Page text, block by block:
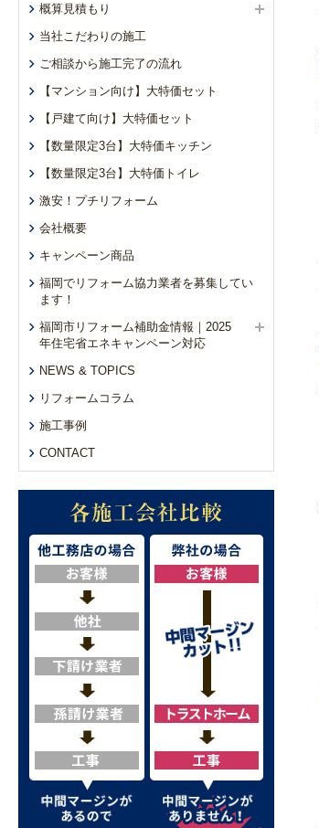
概算見積もり
当社こだわりの施工
ご相談から施工完了の流れ
【マンション向け】大特価セット
【戸建て向け】大特価セット
【数量限定3台】大特価キッチン
【数量限定3台】大特価トイレ
激安！プチリフォーム
会社概要
キャンペーン商品
福岡でリフォーム協力業者を募集してい
ます！
福岡市リフォーム補助金情報｜2025
年住宅省エネキャンペーン対応
NEWS & TOPICS
リフォームコラム
施工事例
CONTACT